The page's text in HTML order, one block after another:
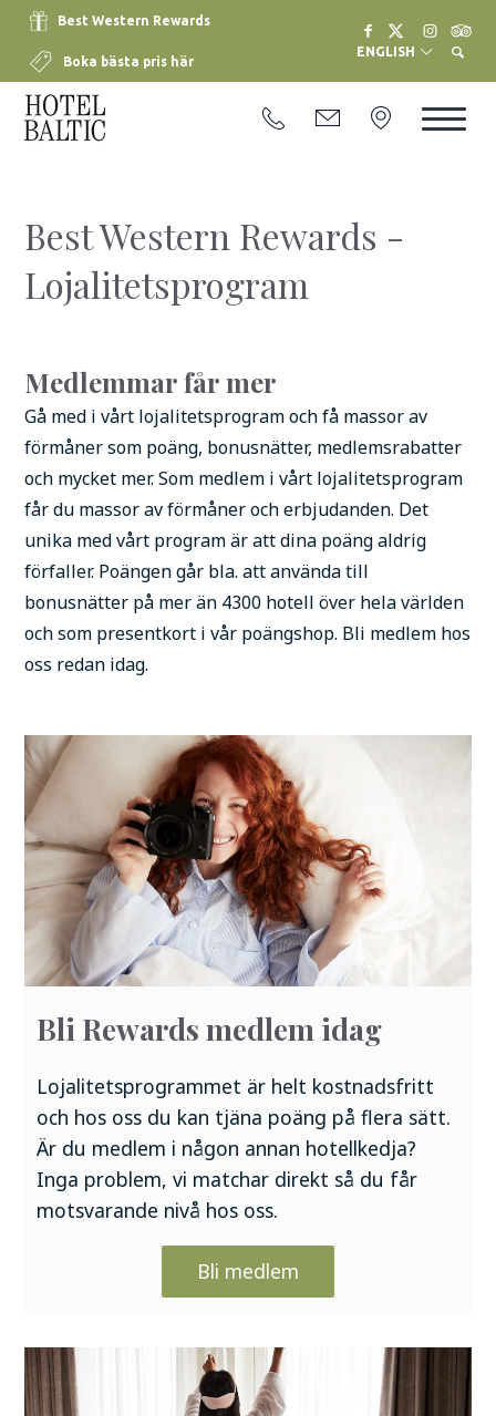
Best Western Rewards
Boka bästa pris här
ENGLISH
Best Western Rewards -
Lojalitetsprogram
Medlemmar får mer
Gå med i vårt lojalitetsprogram och få massor av
förmåner som poäng, bonusnätter, medlemsrabatter
och mycket mer. Som medlem i vårt lojalitetsprogram
får du massor av förmåner och erbjudanden. Det
unika med vårt program är att dina poäng aldrig
förfaller. Poängen går bla. att använda till
bonusnätter på mer än 4300 hotell över hela världen
och som presentkort i vår poängshop. Bli medlem hos
oss redan idag.
Bli Rewards medlem idag
Lojalitetsprogrammet är helt kostnadsfritt
och hos oss du kan tjäna poäng på flera sätt.
Är du medlem i någon annan hotellkedja?
Inga problem, vi matchar direkt så du får
motsvarande nivå hos oss.
Bli medlem